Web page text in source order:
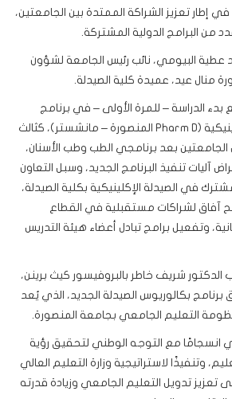
إطار تعزيز الشراكة الممتدة بين الجامعتين،
من البرامج الدولية المشتركة.
عطية البيومي، نائب رئيس الجامعة لشؤون
منال عيد، عميدة كلية الصيدلة.
بدء الدراسة – للمرة الأولى – في برنامج
بكالوريوس الصيدلة الإكلينيكية (Pharm D المنصورة – مانشستر)، كثالث
بعد برنامجي الطب وطب الأسنان،
آليات تنفيذ البرنامج الجديد، وسبل التعاون
في الصيدلة الإكلينيكية بكلية الصيدلة،
آفاق لشراكات مستقبلية في القطاع
وتفعيل برامج تبادل أعضاء هيئة التدريس
شريف خاطر بالبروفيسور كيث برينن،
برنامج بكالوريوس الصيدلة الجديد، الذي يُعد
التعليم الجامعي بجامعة المنصورة.
انسجامًا مع التوجه الوطني لتحقيق رؤية
التعليم، وتنفيذًا لاستراتيجية وزارة التعليم العالي
تعزيز تدويل التعليم الجامعي وزيادة قدرته